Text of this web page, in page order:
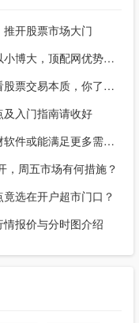
开股票市场大门
股票和期货市场实力投资者擅配资以小博大，顶配网优势尽显
股票入门知识：从沙丁鱼罐头炒卖看股票交易本质，你了解吗？
入门指南请收好
股民常用电视获股市信息，涨乐理财软件或能满足更多需求？
，周五市场有何措施？
选在开户超市门口？
报价与分时图介绍